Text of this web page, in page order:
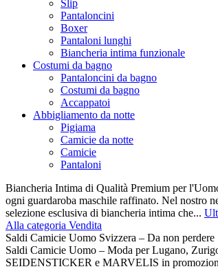
Slip
Pantaloncini
Boxer
Pantaloni lunghi
Biancheria intima funzionale
Costumi da bagno
Pantaloncini da bagno
Costumi da bagno
Accappatoi
Abbigliamento da notte
Pigiama
Camicie da notte
Camicie
Pantaloni
Biancheria Intima di Qualità Premium per
ogni guardaroba maschile raffinato. Nel nostro
selezione esclusiva di biancheria intima che...
Alla categoria Vendita
Saldi Camicie Uomo Svizzera – Da non perdere
Saldi Camicie Uomo – Moda per Lugano,
SEIDENSTICKER e MARVELIS in